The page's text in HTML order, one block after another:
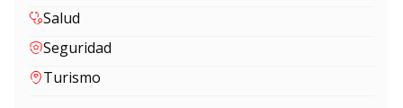
Salud
Seguridad
Turismo